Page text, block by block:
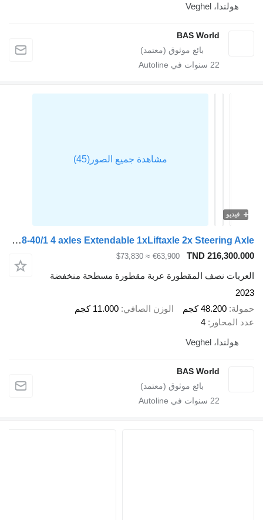
هولندا، Veghel
BAS World
22 سنوات في Autoline
فيديو
Broshuis 4ASD-18-40/1 4 axles Extendable 1xLiftaxle 2x Steering Axle
TND 216,300.000
€63,900
≈ $73,830
العربات نصف المقطورة عربة مقطورة مسطحة منخفضة
2023
حمولة 48.200 كجم الوزن الصافي 11.000 كجم
عدد المحاور
4
هولندا، Veghel
BAS World
22 سنوات في Autoline